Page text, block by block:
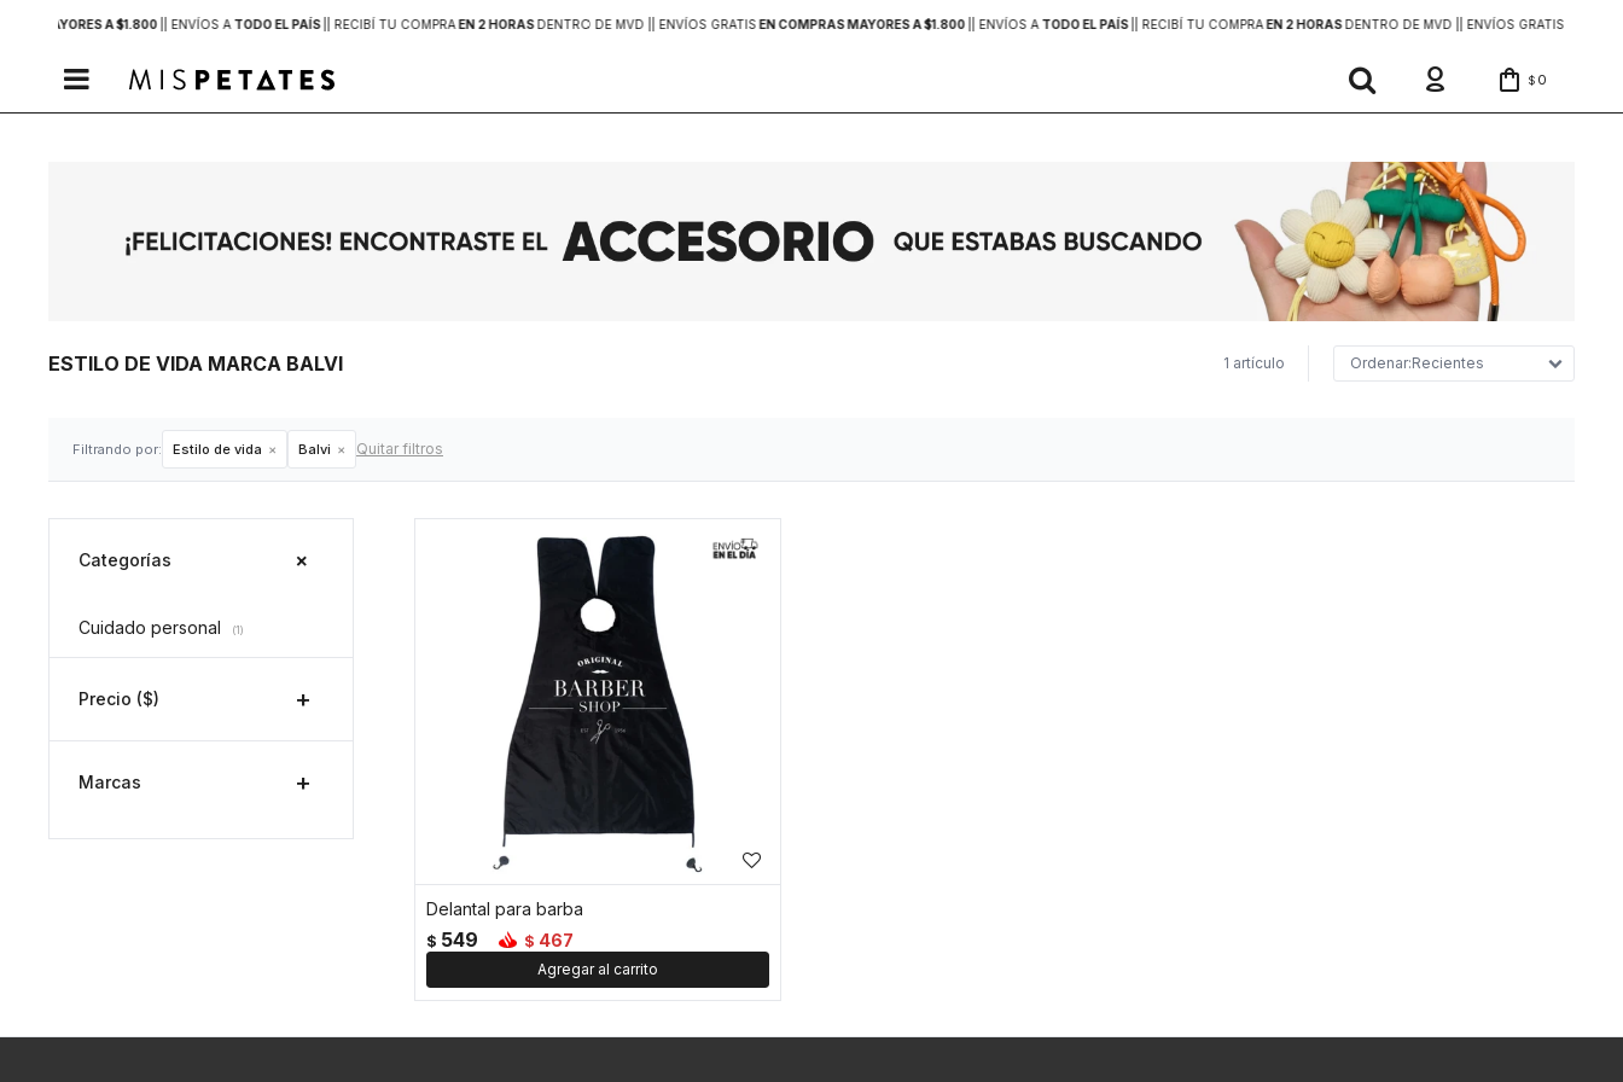
MAYORES A $1.800 | ENVÍOS A TODO EL PAÍS | RECIBÍ TU COMPRAEN 2 HORASDENTRO DE MVD | | ENVÍOS GRATISEN COMPRAS MAYORES A $1.800 | ENVÍOS A TODO EL PAÍS | RECIBÍ TU COMPRAEN 2 HORASDENTRO DE MVD | | ENVÍOS GRATIS
 $ 0
ESTILO DE VIDA MARCA BALVI 1 artículo Recientes
Filtrando por: Estilo de vida Balvi Quitar filtros
Delantal para barba
$ 549 $ 467
Categorías
Cuidado personal (1)
Precio ($)
Marcas